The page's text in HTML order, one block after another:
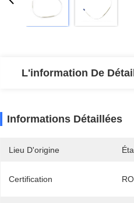
L'information De
Informations Détaillées
Lieu D'origine
Certification